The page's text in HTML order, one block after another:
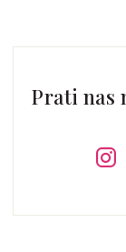
Prati nas